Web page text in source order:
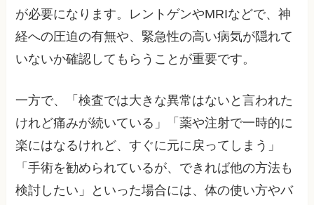
が必要になります。レントゲンやMRIなどで、神
経への圧迫の有無や、緊急性の高い病気が隠れて
いないか確認してもらうことが重要です。
一方で、「検査では大きな異常はないと言われた
けれど痛みが続いている」「薬や注射で一時的に
楽にはなるけれど、すぐに元に戻ってしまう」
「手術を勧められているが、できれば他の方法も
検討したい」といった場合には、体の使い方やバ